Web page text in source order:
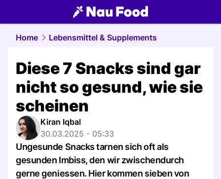
food.NAU.ch
Home Lebensmittel & Supplements
Diese 7 Snacks sind gar
nicht so gesund, wie sie
scheinen
Kiran Iqbal
30.03.2025 - 05:33
Ungesunde Snacks tarnen sich oft als
gesunden Imbiss, den wir zwischendurch
gerne geniessen. Hier kommen sieben von